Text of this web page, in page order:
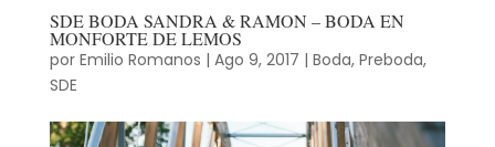
SDE BODA SANDRA & RAMON – BODA EN
MONFORTE DE LEMOS
por Emilio Romanos | Ago 9, 2017 | Boda, Preboda,
SDE